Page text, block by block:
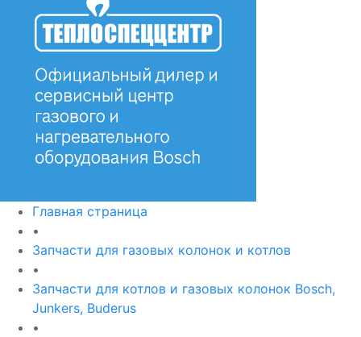
Главная страница
•
Запчасти для газовых колонок и котлов
•
Запчасти для котлов и газовых колонок Bosch,
Junkers, Buderus
•